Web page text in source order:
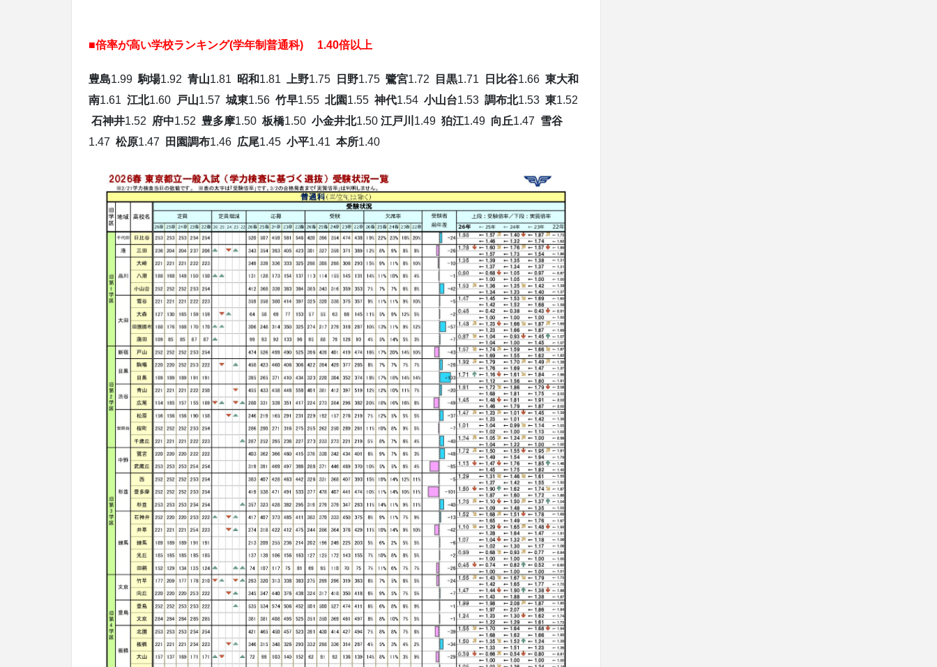
■倍率が高い学校ランキング(学年制普通科) 1.40倍以上
豊島1.99駒場1.92 青山1.81 昭和1.81 上野1.75 日野1.75 鷺宮1.72 目黒1.71 日比谷1.66 東大和
南1.61 江北1.60 戸山1.57 城東1.56 竹早1.55 北園1.55 神代1.54 小山台1.53 調布北1.53 東1.52
石神井1.52 府中1.52 豊多摩1.50 板橋1.50 小金井北1.50 江戸川 1.49 狛江1.49 向丘1.47 雪谷
1.47 松原1.47 田園調布1.46 広尾1.45 小平1.41 本所1.40